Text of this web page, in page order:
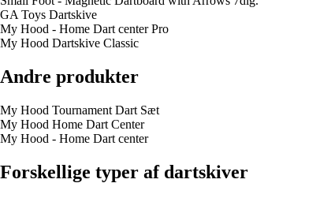
GA Toys Dartskive
My Hood - Home Dart center Pro
My Hood Dartskive Classic
Andre produkter
My Hood Tournament Dart Sæt
My Hood Home Dart Center
My Hood - Home Dart center
Forskellige typer af dartskiver